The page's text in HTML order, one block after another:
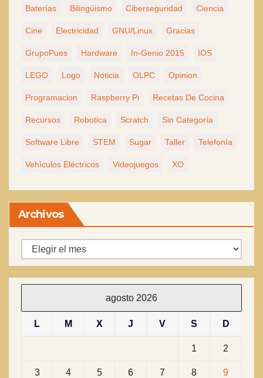
Baterías Bilingüismo Ciberseguridad Ciencia
Cine Electricidad GNU/Linux Gracias
GrupoPues Hardware In-Genio 2015 IOS
LEGO Logo Noticia OLPC Opinion
Programacion Raspberry Pi Recetas De Cocina
Recursos Robotica Scratch Sin Categoría
Software Libre STEM Sugar Taller Telefonía
Vehículos Eléctricos Videojuegos XO
Archivos
Archivos
agosto 2026
L M X J V S D
1 2
3 4 5 6 7 8 9